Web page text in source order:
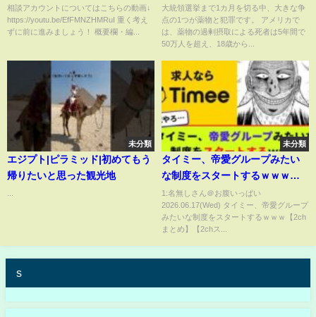
感を感じる時の対処法と気持ち
の持ちよう
相談アカウントについてはこちらの動画↓
https://youtu.be/EfFMNZHMRuI 重く考え
ずに前に進みましょう！ 概要欄・編...
中毒者ゴロゴロ 強力麻薬フェ
ンタニル密輸が大統領選の争点
に(2024/10/10)
大統領選挙まで1カ月を切る中、大きな争
点の1つが薬物と犯罪です。 アメリカで
は、薬物の過剰摂取による死者は5年間で
50万人を超え、18歳から...
未分類
エジプト|ピラミッド|初めてもう
帰りたいと思った観光地
未分類
タイミー、帝愛グループみたい
な制度をスタートするｗｗｗ
【2chまとめ】【2chスレ】
【5chスレ】
1:名無しさん＠お腹いっぱい
2026.06.17(Wed) タイミー、帝愛グループ
みたいな制度をスタートするｗｗｗ【2ch
まとめ】【2chス...
s